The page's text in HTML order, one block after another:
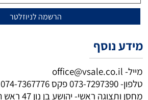
מידע נוסף
מייל- office@vsale.co.il
טלפון-073-7297390פקס 074-7367776
מחסן ותצוגה ראשי- יהושע בן נון 47 ראש העין